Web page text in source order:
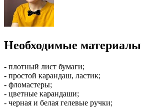
Необходимые материалы
- плотный лист бумаги;
- простой карандаш, ластик;
- фломастеры;
- цветные карандаши;
- черная и белая гелевые ручки;